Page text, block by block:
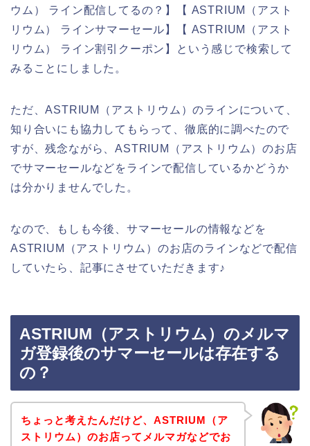
ウム） ライン配信してるの？】【 ASTRIUM（アスト
リウム） ラインサマーセール】【 ASTRIUM（アスト
リウム） ライン割引クーポン】という感じで検索して
みることにしました。
ただ、ASTRIUM（アストリウム）のラインについて、
知り合いにも協力してもらって、徹底的に調べたので
すが、残念ながら、ASTRIUM（アストリウム）のお店
でサマーセールなどをラインで配信しているかどうか
は分かりませんでした。
なので、もしも今後、サマーセールの情報などを
ASTRIUM（アストリウム）のお店のラインなどで配信
していたら、記事にさせていただきます♪
ASTRIUM（アストリウム）のメルマ
ガ登録後のサマーセールは存在する
の？
ちょっと考えたんだけど、ASTRIUM（ア
ストリウム）のお店ってメルマガなどでお